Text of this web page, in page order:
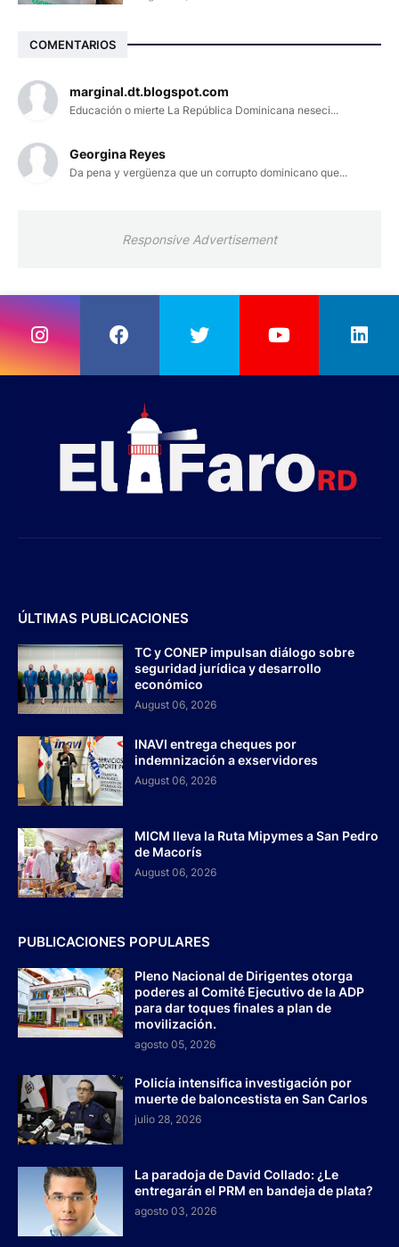
COMENTARIOS
marginal.dt.blogspot.com
Educación o mierte La República Dominicana neseci...
Georgina Reyes
Da pena y vergüenza que un corrupto dominicano que...
Responsive Advertisement
ÚLTIMAS PUBLICACIONES
TC y CONEP impulsan diálogo sobre
seguridad jurídica y desarrollo
económico
August 06, 2026
INAVI entrega cheques por
indemnización a exservidores
August 06, 2026
MICM lleva la Ruta Mipymes a San Pedro
de Macorís
August 06, 2026
PUBLICACIONES POPULARES
Pleno Nacional de Dirigentes otorga
poderes al Comité Ejecutivo de la ADP
para dar toques finales a plan de
movilización.
agosto 05, 2026
Policía intensifica investigación por
muerte de baloncestista en San Carlos
julio 28, 2026
La paradoja de David Collado: ¿Le
entregarán el PRM en bandeja de plata?
agosto 03, 2026